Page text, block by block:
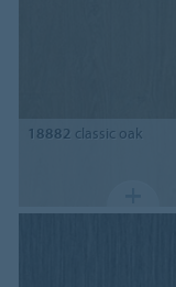
18882 classic oak